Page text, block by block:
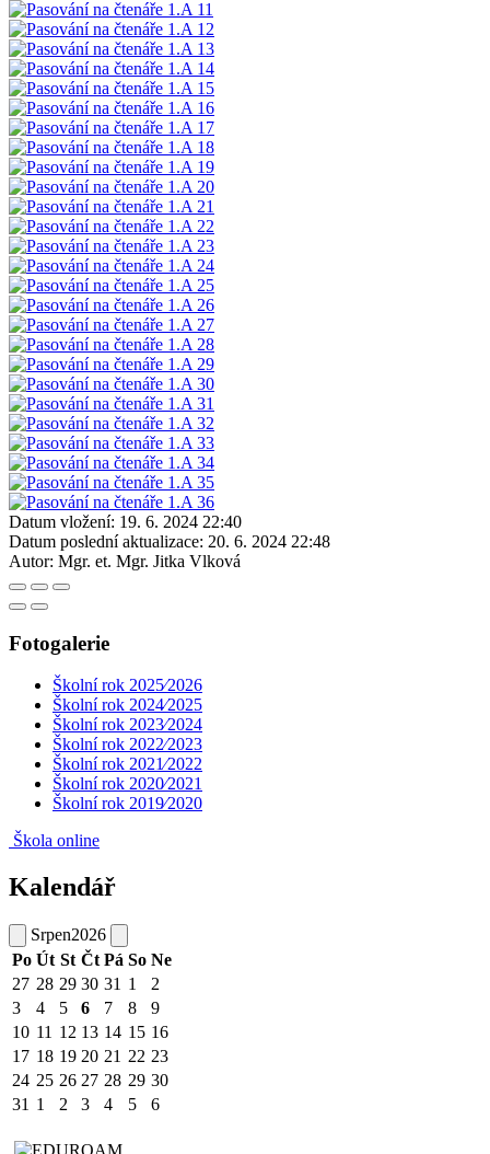
Datum vložení: 19. 6. 2024 22:40
Datum poslední aktualizace: 20. 6. 2024 22:48
Autor: Mgr. et. Mgr. Jitka Vlková
Fotogalerie
Školní rok 2025⁄2026
Školní rok 2024⁄2025
Školní rok 2023⁄2024
Školní rok 2022⁄2023
Školní rok 2021⁄2022
Školní rok 2020⁄2021
Školní rok 2019⁄2020
Škola online
Kalendář
Srpen2026
Po Út St Čt Pá So Ne
27 28 29 30 31 1
2
3
4 5 6 7 8
9
10 11 12 13 14 15 16
17 18 19 20 21 22 23
24 25 26 27 28 29 30
31 1 2 3 4 5 6